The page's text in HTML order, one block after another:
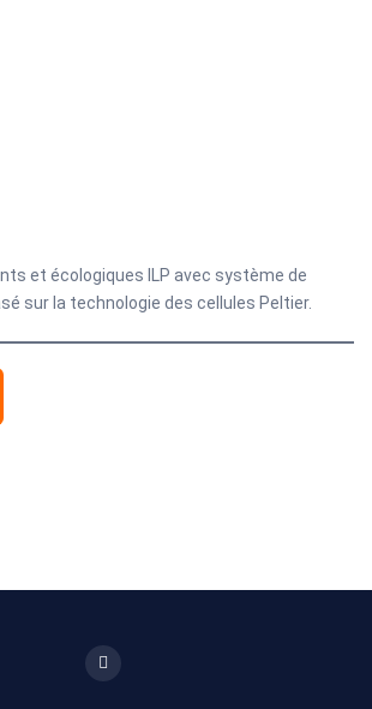
et écologiques ILP avec système de
sur la technologie des cellules Peltier.